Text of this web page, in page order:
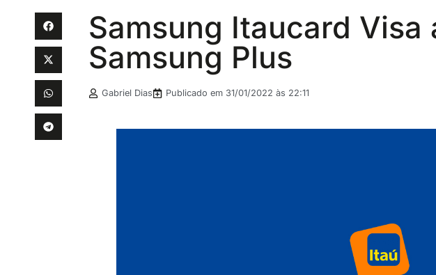
Samsung Itaucard Visa
Samsung Plus
Gabriel Dias Publicado em 31/01/2022 às 22:11